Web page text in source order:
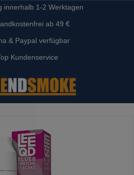
innerhalb 1-2 Werktagen
ab 49 €
& Paypal verfügbar
Kundenservice